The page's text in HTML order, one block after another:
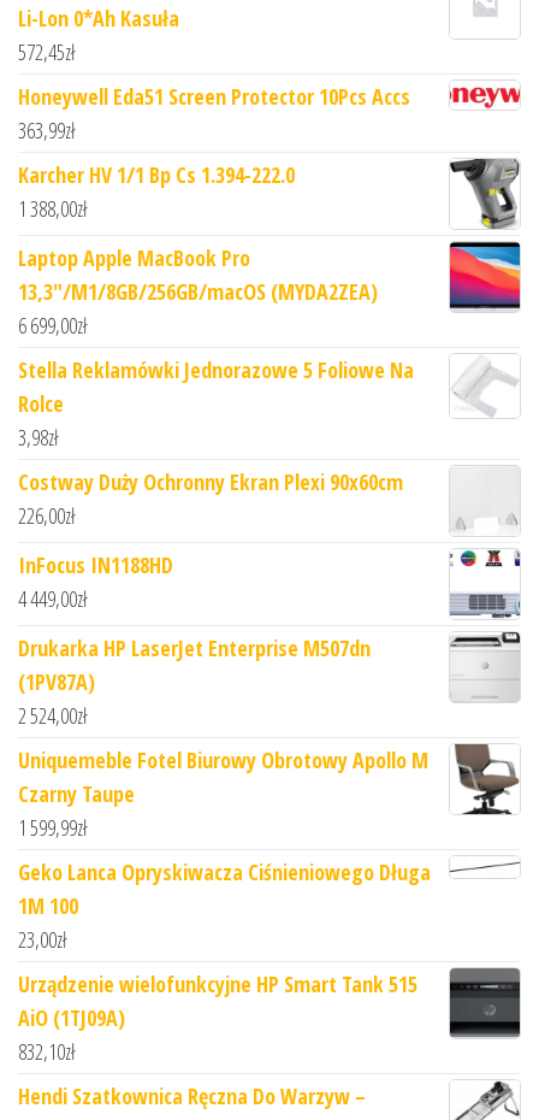
Li-Lon 0*Ah Kasuła
572,45zł
Honeywell Eda51 Screen Protector 10Pcs Accs
363,99zł
Karcher HV 1/1 Bp Cs 1.394-222.0
1 388,00zł
Laptop Apple MacBook Pro
13,3"/M1/8GB/256GB/macOS (MYDA2ZEA)
6 699,00zł
Stella Reklamówki Jednorazowe 5 Foliowe Na
Rolce
3,98zł
Costway Duży Ochronny Ekran Plexi 90x60cm
226,00zł
InFocus IN1188HD
4 449,00zł
Drukarka HP LaserJet Enterprise M507dn
(1PV87A)
2 524,00zł
Uniquemeble Fotel Biurowy Obrotowy Apollo M
Czarny Taupe
1 599,99zł
Geko Lanca Opryskiwacza Ciśnieniowego Długa
1M 100
23,00zł
Urządzenie wielofunkcyjne HP Smart Tank 515
AiO (1TJ09A)
832,10zł
Hendi Szatkownica Ręczna Do Warzyw –